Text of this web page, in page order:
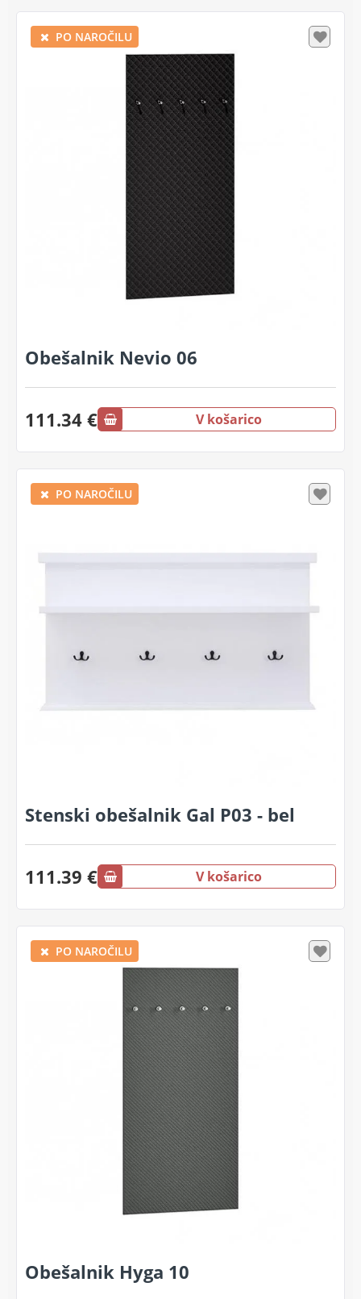
PO NAROČILU
Obešalnik Nevio 06
111.34 € V košarico
PO NAROČILU
Stenski obešalnik Gal P03 - bel
111.39 € V košarico
PO NAROČILU
Obešalnik Hyga 10